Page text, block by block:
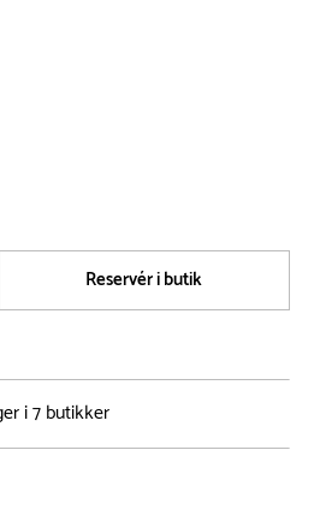
Reservér i butik
i 7 butikker